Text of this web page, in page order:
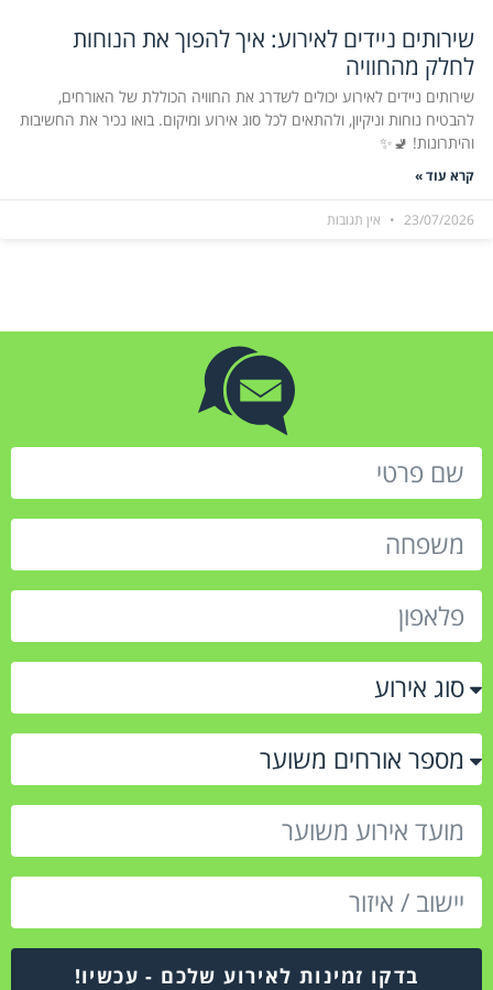
שירותים ניידים לאירוע: איך להפוך את הנוחות
לחלק מהחוויה
שירותים ניידים לאירוע יכולים לשדרג את החוויה הכוללת של האורחים,
להבטיח נוחות וניקיון, ולהתאים לכל סוג אירוע ומיקום. בואו נכיר את החשיבות
והיתרונות! 🚽✨
קרא עוד »
23/07/2026 אין תגובות
בדקו זמינות לאירוע שלכם - עכשיו!